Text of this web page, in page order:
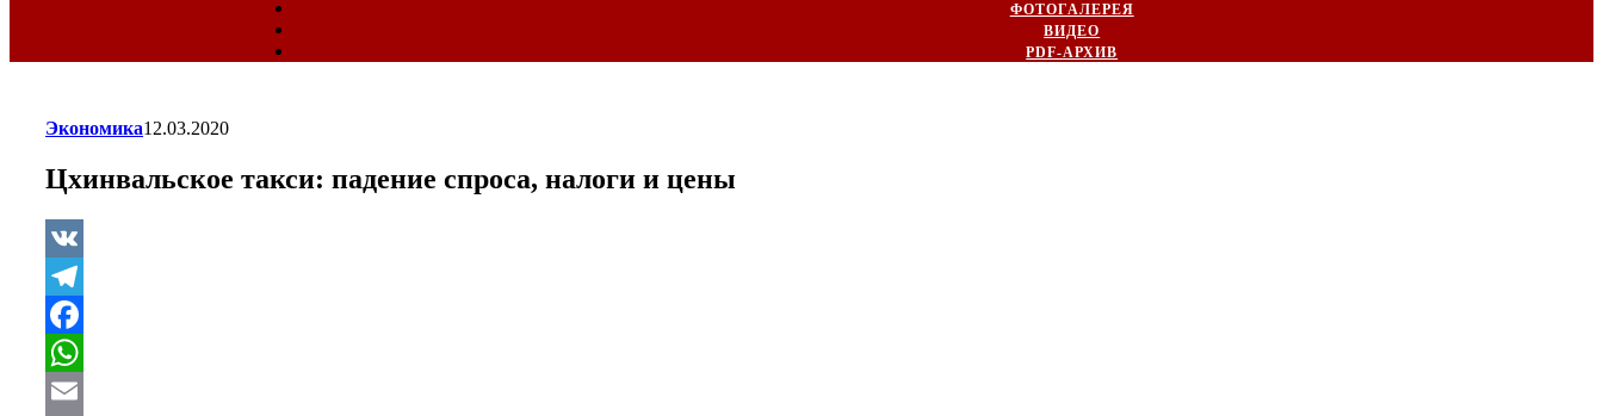
ФОТОГАЛЕРЕЯ
ВИДЕО
PDF-АРХИВ
Экономика12.03.2020
Цхинвальское такси: падение спроса, налоги и цены
VK
Telegram
Facebook
WhatsApp